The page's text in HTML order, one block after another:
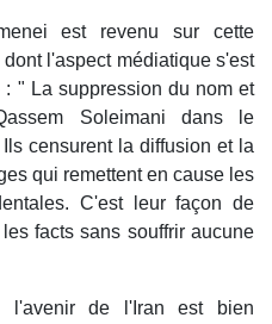
est revenu sur cette
l'aspect médiatique s'est
" La suppression du nom et
Soleimani dans le
censurent la diffusion et la
qui remettent en cause les
C'est leur façon de
facts sans souffrir aucune
l'avenir de l'Iran est bien